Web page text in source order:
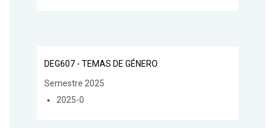
DEG607 - TEMAS DE GÉNERO
Semestre 2025
2025-0